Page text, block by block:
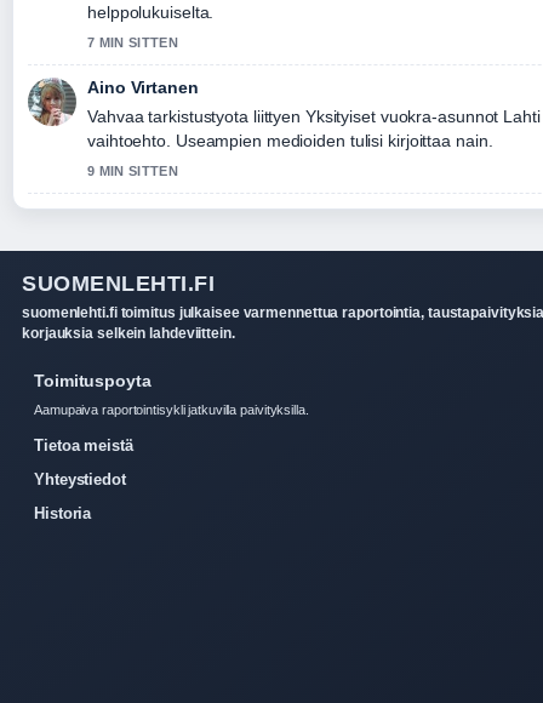
helppolukuiselta.
7 MIN SITTEN
Aino Virtanen
Vahvaa tarkistustyota liittyen Yksityiset vuokra-asunnot
vaihtoehto. Useampien medioiden tulisi kirjoittaa nain.
9 MIN SITTEN
SUOMENLEHTI.FI
suomenlehti.fi toimitus julkaisee varmennettua raportointia,
korjauksia selkein lahdeviittein.
Toimituspoyta
Aamupaiva raportointisykli jatkuvilla paivityksilla.
Tietoa meistä
Yhteystiedot
Historia